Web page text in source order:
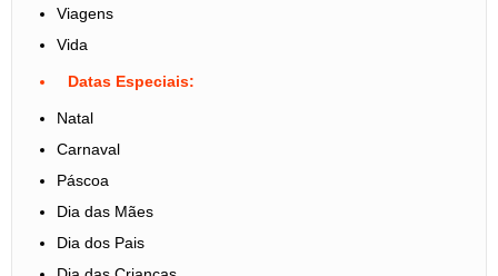
Viagens
Vida
Datas Especiais:
Natal
Carnaval
Páscoa
Dia das Mães
Dia dos Pais